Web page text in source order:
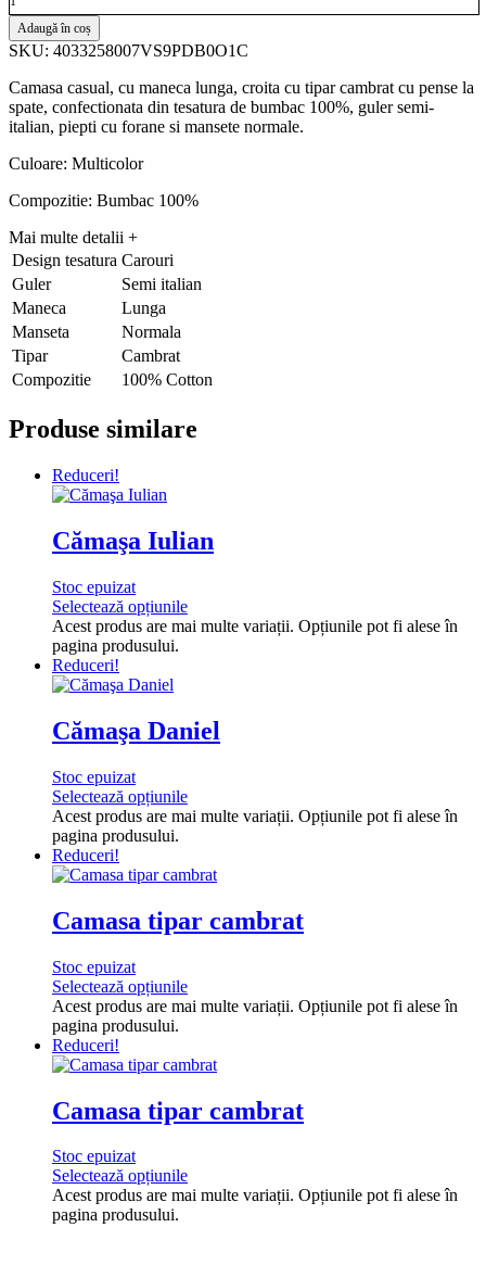
Adaugă în coș
SKU: 4033258007VS9PDB0O1C
Camasa casual, cu maneca lunga, croita cu tipar cambrat cu pense la
spate, confectionata din tesatura de bumbac 100%, guler semi-
italian, piepti cu forane si mansete normale.
Culoare: Multicolor
Compozitie: Bumbac 100%
Mai multe detalii +
Design tesatura Carouri
Guler
Semi italian
Maneca
Lunga
Manseta
Normala
Tipar
Cambrat
Compozitie
100% Cotton
Produse similare
Reduceri!
Cămaşa Iulian
Stoc epuizat
Selectează opțiunile
Acest produs are mai multe variații. Opțiunile pot fi alese în
pagina produsului.
Reduceri!
Cămaşa Daniel
Stoc epuizat
Selectează opțiunile
Acest produs are mai multe variații. Opțiunile pot fi alese în
pagina produsului.
Reduceri!
Camasa tipar cambrat
Stoc epuizat
Selectează opțiunile
Acest produs are mai multe variații. Opțiunile pot fi alese în
pagina produsului.
Reduceri!
Camasa tipar cambrat
Stoc epuizat
Selectează opțiunile
Acest produs are mai multe variații. Opțiunile pot fi alese în
pagina produsului.